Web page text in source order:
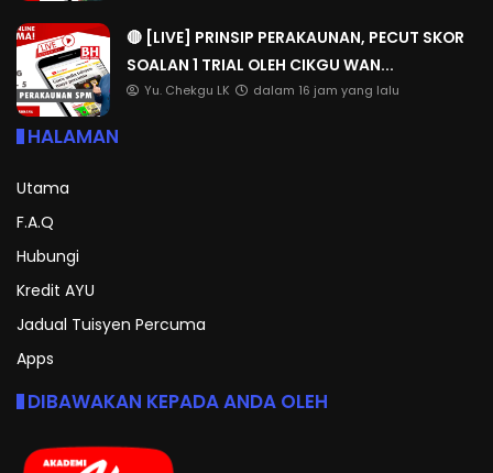
🔴 [LIVE] PRINSIP PERAKAUNAN, PECUT SKOR
SOALAN 1 TRIAL OLEH CIKGU WAN...
Yu. Chekgu LK dalam 16 jam yang lalu
HALAMAN
Utama
F.A.Q
Hubungi
Kredit AYU
Jadual Tuisyen Percuma
Apps
DIBAWAKAN KEPADA ANDA OLEH